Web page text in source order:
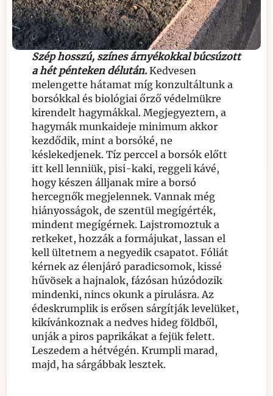
Szép hosszú, színes árnyékokkal búcsúzott
a hét pénteken délután.Kedvesen
melengette hátamat míg konzultáltunk a
borsókkal és biológiai őrző védelmükre
kirendelt hagymákkal. Megjegyeztem, a
hagymák munkaideje minimum akkor
kezdődik, mint a borsóké, ne
késlekedjenek. Tíz perccel a borsók előtt
itt kell lenniük, pisi-kaki, reggeli kávé,
hogy készen álljanak mire a borsó
hercegnők megjelennek. Vannak még
hiányosságok, de szentül megígérték,
mindent megígérnek. Lajstromoztuk a
retkeket, hozzák a formájukat, lassan el
kell ültetnem a negyedik csapatot. Fóliát
kérnek az élenjáró paradicsomok, kissé
hűvösek a hajnalok, fázósan húzódozik
mindenki, nincs okunk a pirulásra. Az
édeskrumplik is erősen sárgítják levelüket,
kikívánkoznak a nedves hideg földből,
unják a piros paprikákat a fejük felett.
Leszedem a hétvégén. Krumpli marad,
majd, ha sárgábbak lesztek.